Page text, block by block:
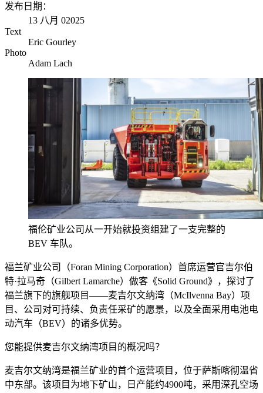
发布日期：
13 八月 02025
Text
Eric Gourley
Photo
Adam Lach
福伦矿业公司从一开始就投资组建了一支完整的
BEV 车队。
福兰矿业公司（Foran Mining Corporation）首席运营官吉尔伯
特·拉马奇（Gilbert Lamarche）做客《Solid Ground》，探讨了
福兰旗下的旗舰项目——麦吉尔文纳湾（McIlvenna Bay）项
目、公司对可持续、负责任采矿的愿景，以及全面采用电池电
动汽车（BEV）的诸多优势。
您能提供麦吉尔文纳湾项目的概况吗？
麦吉尔文纳湾是福兰矿业的首个运营项目，位于萨斯喀彻温省
中东部。该项目为地下矿山，日产能约4900吨，采用深孔空场